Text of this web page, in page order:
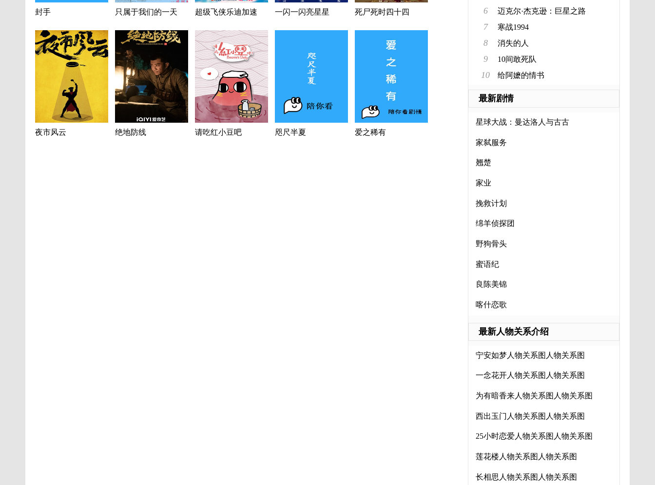
封手 只属于我们的一天 超级飞侠乐迪加速 一闪一闪亮星星 死尸死时四十四
夜市风云 绝地防线 请吃红小豆吧 咫尺半夏 爱之稀有
6 迈克尔·杰克逊：巨星之路
7 寒战1994
8 消失的人
9 10间敢死队
10 给阿嬷的情书
最新剧情
星球大战：曼达洛人与古古
家弑服务
翘楚
家业
挽救计划
绵羊侦探团
野狗骨头
蜜语纪
良陈美锦
喀什恋歌
最新人物关系介绍
宁安如梦人物关系图人物关系图
一念花开人物关系图人物关系图
为有暗香来人物关系图人物关系图
西出玉门人物关系图人物关系图
25小时恋爱人物关系图人物关系图
莲花楼人物关系图人物关系图
长相思人物关系图人物关系图